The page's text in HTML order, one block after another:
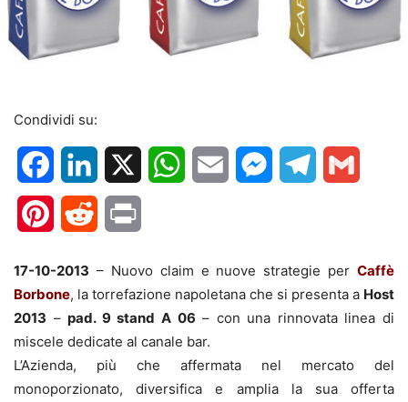
Condividi su:
FacebookLinkedIn WhatsApp
Email MessengerTelegram
PinterestReddit
17-10-2013 – Nuovo claim e nuove strategie per Caffè
Borbone, la torrefazione napoletana che si presenta a Host
2013 –pad. 9 stand A 06 – con una rinnovata linea di
miscele dedicate al canale bar.
L’Azienda, più che affermata nel mercato del
monoporzionato, diversifica e amplia la sua offerta